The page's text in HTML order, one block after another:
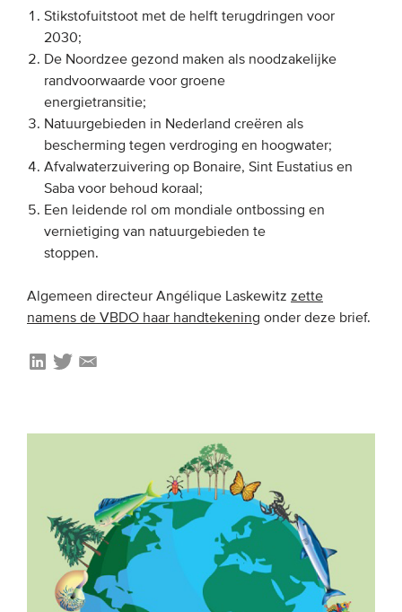
Van de VBDO
Publicaties
Webinars
Podcasts
Video’s
Vereniging
WAT WE DOEN
Engagement
Benchmarking
Kennisdeling
Stikstofuitstoot met de helft terugdringen voor
2030;
De Noordzee gezond maken als noodzakelijke
randvoorwaarde voor groene
energietransitie;
Natuurgebieden in Nederland creëren als
bescherming tegen verdroging en hoogwater;
Afvalwaterzuivering op Bonaire, Sint Eustatius en
Saba voor behoud koraal;
Een leidende rol om mondiale ontbossing en
vernietiging van natuurgebieden te
stoppen.
Algemeen directeur Angélique Laskewitz zette
namens de VBDO haar handtekening onder deze brief.